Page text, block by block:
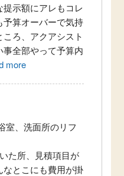
提示額にアレもコレ
予算オーバーで気持
ろ、アクアシスト
事全部やって予算内
more
室、洗面所のリフ
た所、見積項目が
なとこにも費用が掛